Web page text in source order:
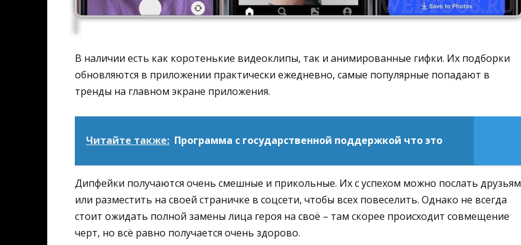
В наличии есть как коротенькие видеоклипы, так и анимированные гифки. Их подборки
обновляются в приложении практически ежедневно, самые популярные попадают в
тренды на главном экране приложения.
Читайте также: Программа с государственной поддержкой что это
Дипфейки получаются очень смешные и прикольные. Их с успехом можно послать друзьям
или разместить на своей страничке в соцсети, чтобы всех повеселить. Однако не всегда
стоит ожидать полной замены лица героя на своё – там скорее происходит совмещение
черт, но всё равно получается очень здорово.